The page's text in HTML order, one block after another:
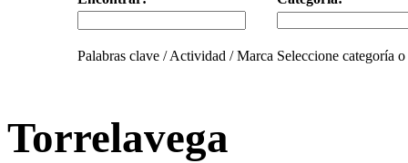
Palabras clave / Actividad / Marca Seleccione categoría
Torrelavega